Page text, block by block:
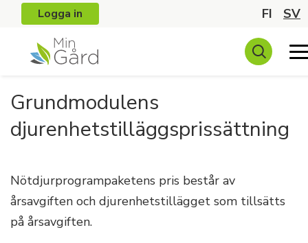
Logga in FI SV
Grundmodulens
djurenhetstilläggsprissättning
Nötdjurprogrampaketens pris består av
årsavgiften och djurenhetstillägget som tillsätts
på årsavgiften.